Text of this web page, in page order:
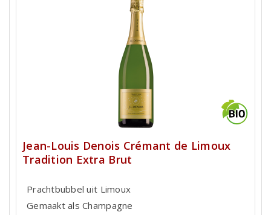
Jean-Louis Denois Crémant de Limoux
Tradition Extra Brut
Prachtbubbel uit Limoux
Gemaakt als Champagne